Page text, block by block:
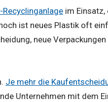
im Einsatz,
ist neues Plastik oft
neue Verpackungen
Je mehr die
Unternehmen mit dem